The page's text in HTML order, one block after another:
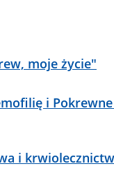
moje życie"
i Pokrewne
i